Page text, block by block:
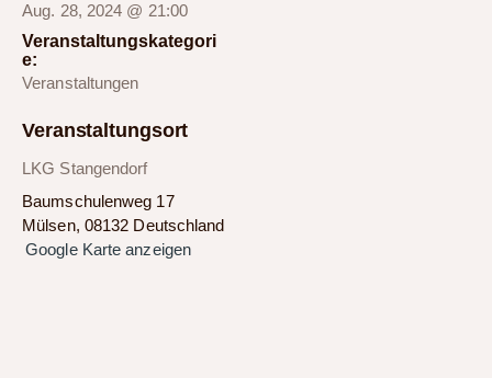
Aug. 28, 2024 @ 21:00
Veranstaltungskategori
e:
Veranstaltungen
Veranstaltungsort
LKG Stangendorf
Baumschulenweg 17
Mülsen, 08132 Deutschland
Google Karte anzeigen